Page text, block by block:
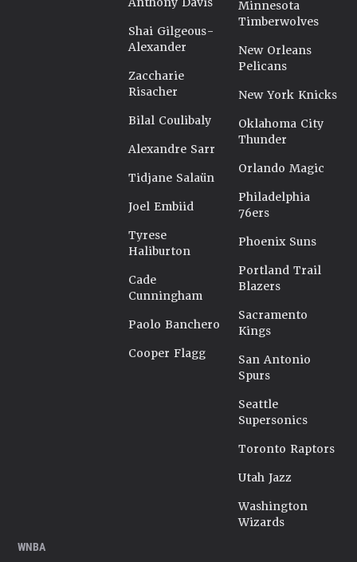
Shai Gilgeous-
Alexander
Zaccharie
Risacher
Bilal Coulibaly
Alexandre Sarr
Tidjane Salaün
Joel Embiid
Tyrese
Haliburton
Cade
Cunningham
Paolo Banchero
Cooper Flagg
Minnesota
Timberwolves
New Orleans
Pelicans
New York Knicks
Oklahoma City
Thunder
Orlando Magic
Philadelphia
76ers
Phoenix Suns
Portland Trail
Blazers
Sacramento
Kings
San Antonio
Spurs
Seattle
Supersonics
Toronto Raptors
Utah Jazz
Washington
Wizards
WNBA